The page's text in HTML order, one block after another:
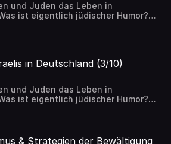
und Juden das Leben in
ist eigentlich jüdischer Humor?
Über diese und weitere Themen
Sarah Nathusius mit ihren
in Deutschland (3/10)
und Juden das Leben in
ist eigentlich jüdischer Humor?
Über diese und weitere Themen
Sarah Nathusius mit ihren
& Strategien der Bewältigung